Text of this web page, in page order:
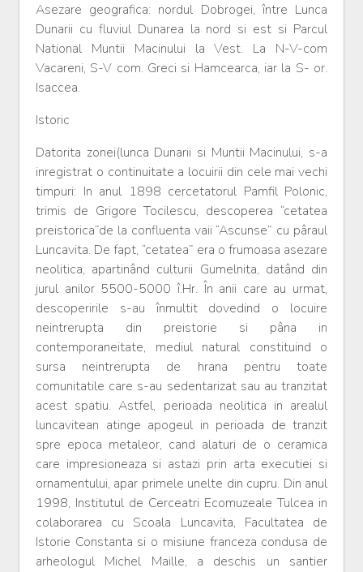
Asezare geografica: nordul Dobrogei, între Lunca
Dunarii cu fluviul Dunarea la nord si est si Parcul
National Muntii Macinului la Vest. La N-V-com
Vacareni, S-V com. Greci si Hamcearca, iar la S- or.
Isaccea.
Istoric
Datorita zonei(lunca Dunarii si Muntii Macinului, s-a
inregistrat o continuitate a locuirii din cele mai vechi
timpuri: In anul 1898 cercetatorul Pamfil Polonic,
trimis de Grigore Tocilescu, descoperea “cetatea
preistorica”de la confluenta vaii “Ascunse” cu pâraul
Luncavita. De fapt, “cetatea” era o frumoasa asezare
neolitica, apartinând culturii Gumelnita, datând din
jurul anilor 5500-5000 î.Hr. În anii care au urmat,
descoperirile s-au înmultit dovedind o locuire
neintrerupta din preistorie si pâna in
contemporaneitate, mediul natural constituind o
sursa neintrerupta de hrana pentru toate
comunitatile care s-au sedentarizat sau au tranzitat
acest spatiu. Astfel, perioada neolitica in arealul
luncavitean atinge apogeul in perioada de tranzit
spre epoca metaleor, cand alaturi de o ceramica
care impresioneaza si astazi prin arta executiei si
ornamentului, apar primele unelte din cupru. Din anul
1998, Institutul de Cerceatri Ecomuzeale Tulcea in
colaborarea cu Scoala Luncavita, Facultatea de
Istorie Constanta si o misiune franceza condusa de
arheologul Michel Maille, a deschis un santier